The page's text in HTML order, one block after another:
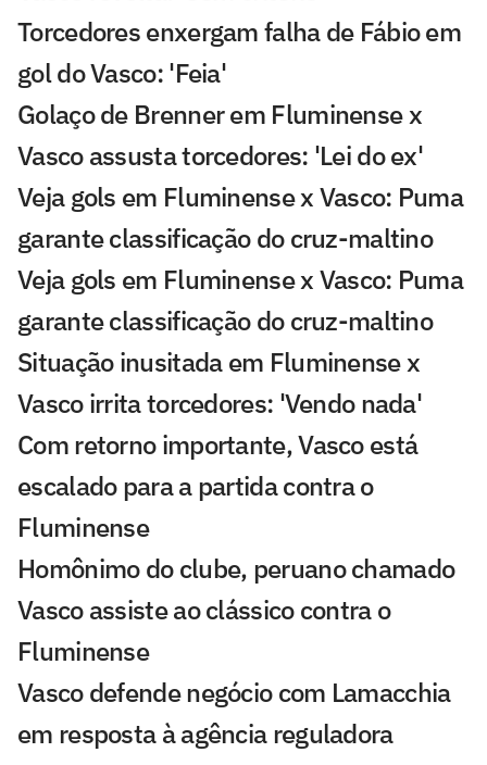
Torcedores enxergam falha de Fábio em
gol do Vasco: 'Feia'
Golaço de Brenner em Fluminense x
Vasco assusta torcedores: 'Lei do ex'
Veja gols em Fluminense x Vasco: Puma
garante classificação do cruz-maltino
Veja gols em Fluminense x Vasco: Puma
garante classificação do cruz-maltino
Situação inusitada em Fluminense x
Vasco irrita torcedores: 'Vendo nada'
Com retorno importante, Vasco está
escalado para a partida contra o
Fluminense
Homônimo do clube, peruano chamado
Vasco assiste ao clássico contra o
Fluminense
Vasco defende negócio com Lamacchia
em resposta à agência reguladora